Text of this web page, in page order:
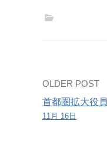
同
（市
ヶ
谷）
Post
OLDER POST
首都圏拡大役
11月 16日